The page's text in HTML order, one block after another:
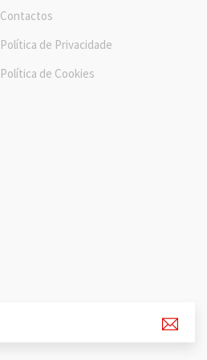
Contactos
Política de Privacidade
Política de Cookies